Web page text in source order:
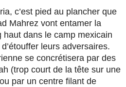
c’est pied au plancher que
Mahrez vont entamer la
haut dans le camp mexicain
leurs adversaires.
se concrétisera par des
(trop court de la tête sur une
par un centre filant de